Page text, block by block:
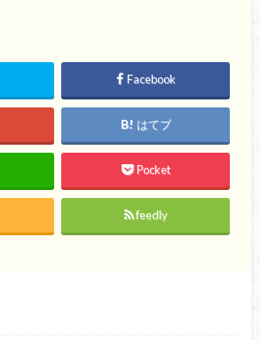
Facebook
はてブ
Pocket
feedly